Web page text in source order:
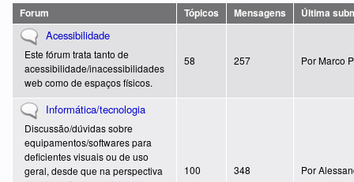
Forum Tópicos Mensagens
Última
Não existem novos artigos
Acessibilidade
Este fórum trata tanto de
acessibilidade/inacessibilidades
web como de espaços físicos.
58 257 PorMarco
Não existem novos artigos
Informática/tecnologia
Discussão/dúvidas sobre
equipamentos/softwares para
deficientes visuais ou de uso
geral, desde que na perspectiva
100 348 Por